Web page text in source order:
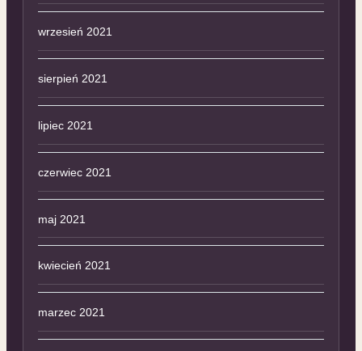
wrzesień 2021
sierpień 2021
lipiec 2021
czerwiec 2021
maj 2021
kwiecień 2021
marzec 2021